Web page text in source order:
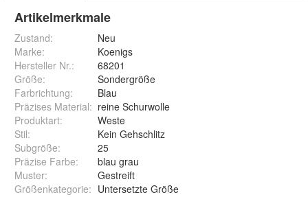
Artikelmerkmale
Zustand:
Neu
Marke:
Koenigs
Hersteller Nr.:
68201
Größe:
Sondergröße
Farbrichtung:
Blau
Präzises Material: reine Schurwolle
Produktart:
Weste
Stil:
Kein Gehschlitz
Subgröße:
25
Präzise Farbe:
blau grau
Muster:
Gestreift
Größenkategorie: Untersetzte Größe